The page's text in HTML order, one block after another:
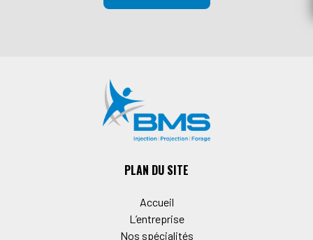
PLAN DU SITE
Accueil
L’entreprise
Nos spécialités